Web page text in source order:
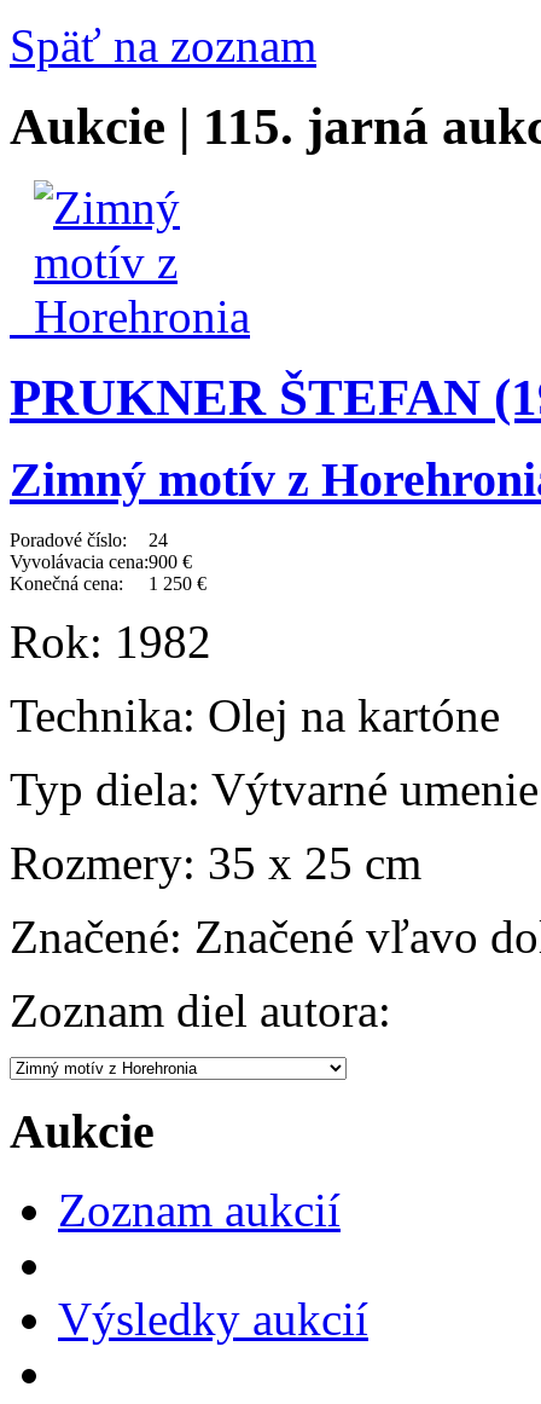
Späť na zoznam
Aukcie | 115. jarná
PRUKNER ŠTEFAN
Zimný motív z
Poradové číslo:
24
Vyvolávacia cena:900 €
Konečná cena:
1 250 €
Rok: 1982
Technika: Olej na kartóne
Typ diela: Výtvarné umenie
Rozmery: 35 x 25 cm
Značené: Značené vľavo
Zoznam diel autora:
Aukcie
Zoznam aukcií
Výsledky aukcií